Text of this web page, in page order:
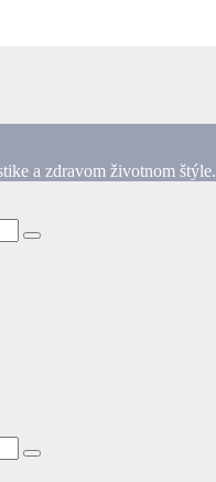
a zdravom životnom štýle.